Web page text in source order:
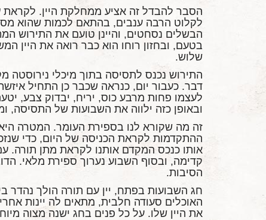
הסבר להבדל זה אציע ממחלקת היין. לקראת
לקלוט הרבה ענבים, בהתאם לכמות שהוא
הבשלים נסחטים, והיינן טועם את התירוש
בטעם, ובחזון רוחו הוא כבר רואה את היין
שלוש.
התירוש נכנס לתסיסה בתוך מיכלי נירוסטה
דבר. כעבור יום, כנראה שכבר כן התחיל
לעצמו פחות מרבע כוס, יריח, יבדוק צבע,
ובאופן כזה ילווה את השבועות של התסיסה,
זה מה שקורא לנו בספירת העומר. המטרה
ההתקדמות לקראת הכניסה של היום, כדי
אותו כנכס המקדם אותנו לקראת מתן תורה.
קדימה, ובסוף השבוע נערוך ספירת מלאי.
הסיבות.
חג השבועות בפתח, יין עם תורה הולך
האוכלים סעודה חלבית, מתאים לה יינות
את היין שלו. על כל פנים בחג ישנה מצוה